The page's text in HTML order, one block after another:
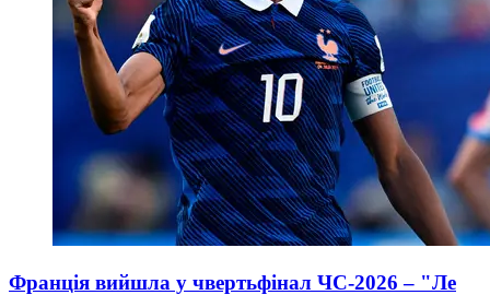
Франція вийшла у чвертьфінал ЧС-2026 – "Ле